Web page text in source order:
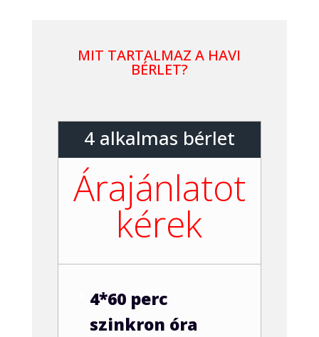
MIT TARTALMAZ A HAVI
BÉRLET?
4 alkalmas bérlet
Árajánlatot
kérek
4*60 perc
szinkron óra